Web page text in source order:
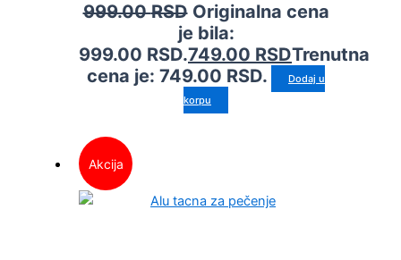
999.00RSD Originalna cena
je bila:
999.00 RSD.749.00 RSDTrenutna
cena je: 749.00 RSD.
Dodaj u
korpu
Akcija